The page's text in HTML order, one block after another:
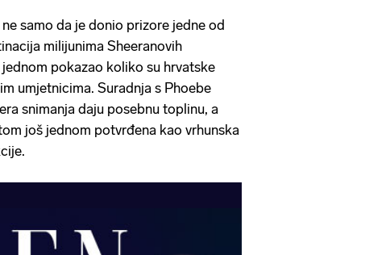
ne samo da je donio prizore jedne od
milijunima Sheeranovih
pokazao koliko su hrvatske
umjetnicima. Suradnja s Phoebe
snimanja daju posebnu toplinu, a
još jednom potvrđena kao vrhunska